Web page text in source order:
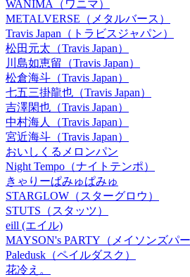
WANIMA（ワニマ）
METALVERSE（メタルバース）
Travis Japan（トラビスジャパン）
松田元太（Travis Japan）
川島如恵留（Travis Japan）
松倉海斗（Travis Japan）
七五三掛龍也（Travis Japan）
吉澤閑也（Travis Japan）
中村海人（Travis Japan）
宮近海斗（Travis Japan）
おいしくるメロンパン
Night Tempo（ナイトテンポ）
きゃりーぱみゅぱみゅ
STARGLOW（スターグロウ）
STUTS（スタッツ）
eill (エイル)
MAYSON's PARTY（メイソンズパー
Paledusk（ペイルダスク）
花冷え。